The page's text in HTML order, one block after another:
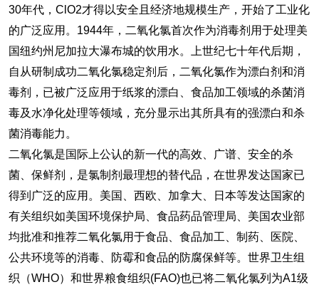
30年代，ClO2才得以安全且经济地规模生产，开始了工业化
的广泛应用。1944年，二氧化氯首次作为消毒剂用于处理美
国纽约州尼加拉大瀑布城的饮用水。上世纪七十年代后期，
自从研制成功二氧化氯稳定剂后，二氧化氯作为漂白剂和消
毒剂，已被广泛应用于纸浆的漂白、食品加工领域的杀菌消
毒及水净化处理等领域，充分显示出其所具有的强漂白和杀
菌消毒能力。
二氧化氯是国际上公认的新一代的高效、广谱、安全的杀
菌、保鲜剂，是氯制剂最理想的替代品，在世界发达国家已
得到广泛的应用。美国、西欧、加拿大、日本等发达国家的
有关组织如美国环境保护局、食品药品管理局、美国农业部
均批准和推荐二氧化氯用于食品、食品加工、制药、医院、
公共环境等的消毒、防霉和食品的防腐保鲜等。世界卫生组
织（WHO）和世界粮食组织(FAO)也已将二氧化氯列为A1级